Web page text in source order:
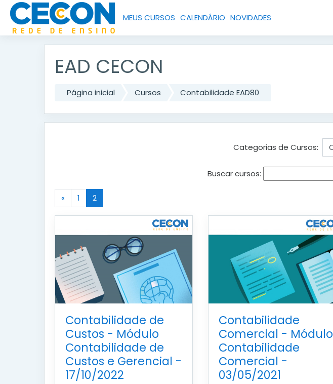
MEUS CURSOS CALENDÁRIO NOVIDADES
Ir para o conteúdo principal
EAD CECON
Página inicial Cursos Contabilidade EAD80
Categorias de Cursos:
Buscar cursos:
«
Anterior
1
2
(atual)
Contabilidade de
Custos - Módulo
Contabilidade de
Custos e Gerencial -
17/10/2022
Contabilidade
Comercial - Módulo
Contabilidade
Comercial -
03/05/2021